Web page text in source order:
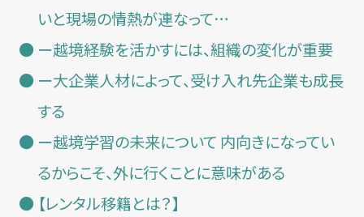
いと現場の情熱が連なって…
ー越境経験を活かすには、組織の変化が重要
ー大企業人材によって、受け入れ先企業も成長
する
ー越境学習の未来について 内向きになってい
るからこそ、外に行くことに意味がある
【レンタル移籍とは？】